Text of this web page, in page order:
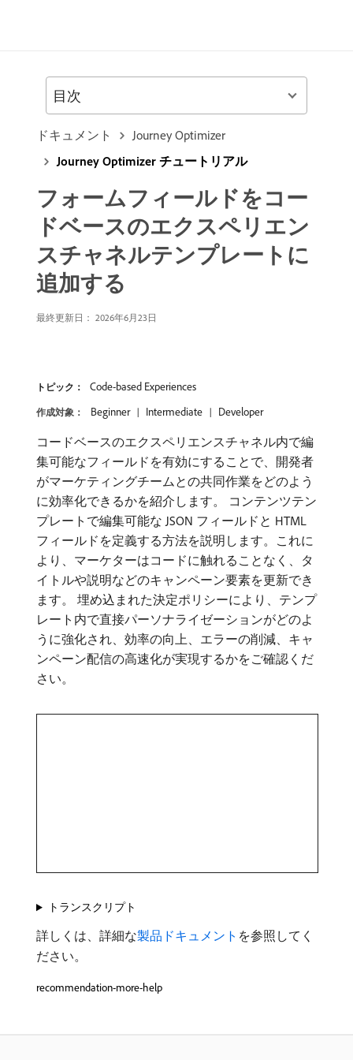
ドキュメント
Journey Optimizer
Journey Optimizer チュートリアル
フォームフィールドをコー
ドベースのエクスペリエン
スチャネルテンプレートに
追加する
最終更新日： 2026年6月23日
トピック： Code-based Experiences
作成対象： Beginner Intermediate Developer
コードベースのエクスペリエンスチャネル内で編
集可能なフィールドを有効にすることで、開発者
がマーケティングチームとの共同作業をどのよう
に効率化できるかを紹介します。 コンテンツテン
プレートで編集可能な JSON フィールドと HTML
フィールドを定義する方法を説明します。これに
より、マーケターはコードに触れることなく、タ
イトルや説明などのキャンペーン要素を更新でき
ます。 埋め込まれた決定ポリシーにより、テンプ
レート内で直接パーソナライゼーションがどのよ
うに強化され、効率の向上、エラーの削減、キャ
ンペーン配信の高速化が実現するかをご確認くだ
さい。
トランスクリプト
詳しくは、詳細な製品ドキュメント を参照してく
ださい。
recommendation-more-help
目次